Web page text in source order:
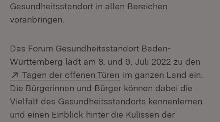
Gesundheitsstandort in allen Bereichen
voranbringen.
Das Forum Gesundheitsstandort Baden-
Württemberg lädt am 8. und 9. Juli 2022 zu den
Extern:
Tagen der offenen Türen (Öffnet in neuem
im ganzen Land ein.
Die Bürgerinnen und Bürger können dabei die
Vielfalt des Gesundheitsstandorts kennenlernen
und einen Einblick hinter die Kulissen der